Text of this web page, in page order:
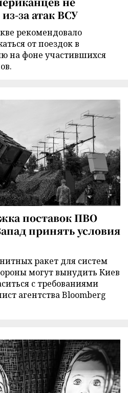
за атак ВСУ
рекомендовало
от поездок в
на фоне участившихся
поставок ПВО
принять условия
ракет для систем
могут вынудить Киев
с требованиями
агентства Bloomberg